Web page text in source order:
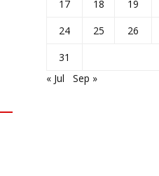
17
18 19
24
25 26
31
« Jul
Sep »